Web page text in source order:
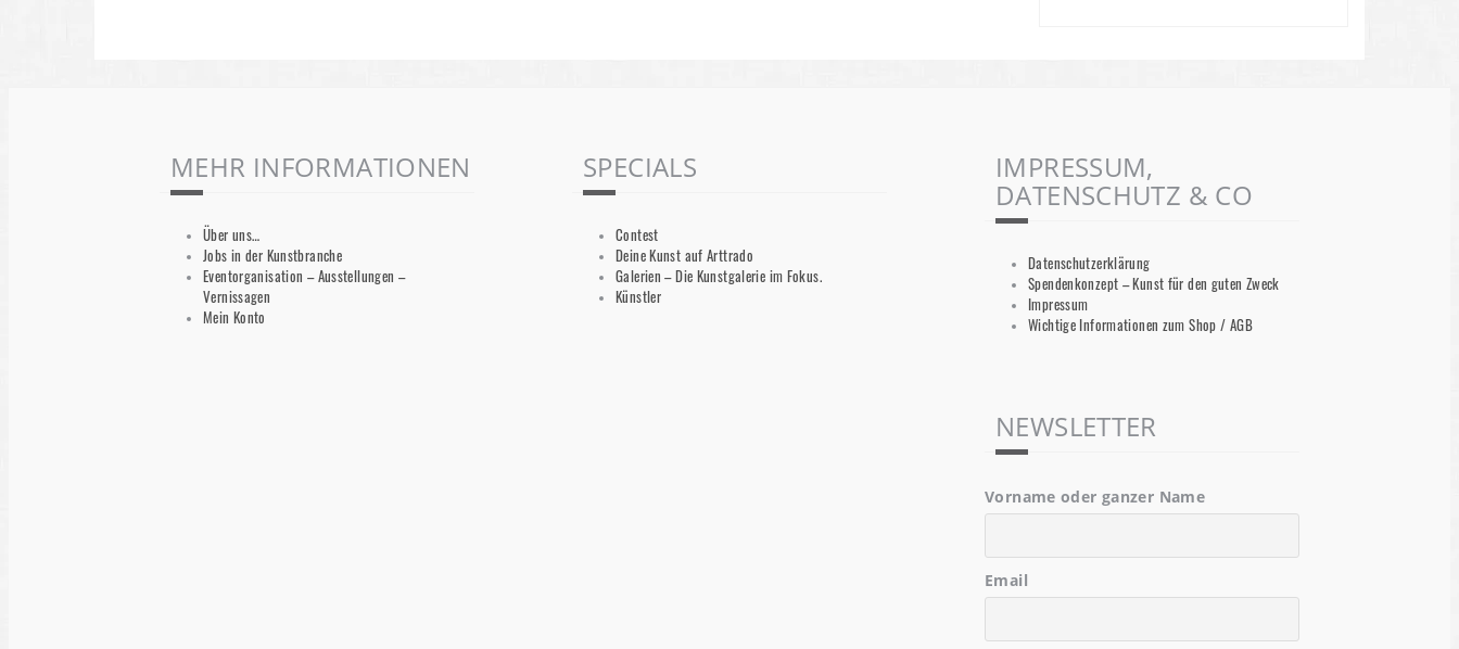
MEHR INFORMATIONEN
Über uns…
Jobs in der Kunstbranche
Eventorganisation – Ausstellungen –
Vernissagen
Mein Konto
SPECIALS
Contest
Deine Kunst auf Arttrado
Galerien – Die Kunstgalerie im Fokus.
Künstler
IMPRESSUM,
DATENSCHUTZ & CO
Datenschutzerklärung
Spendenkonzept – Kunst für den guten Zweck
Impressum
Wichtige Informationen zum Shop / AGB
NEWSLETTER
Vorname oder ganzer Name
Email